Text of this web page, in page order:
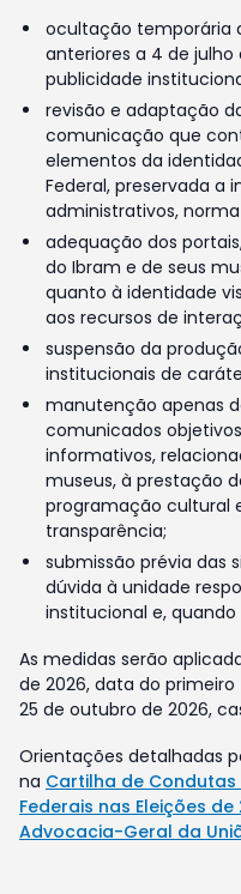
ocultação temporária
anteriores a 4 de
publicidade
revisão e adaptação
comunicação que
elementos da
Federal, preservada a
administrativos,
adequação dos
do Ibram e de seus
quanto à identidade
aos recursos de
suspensão da
institucionais de
manutenção apenas
comunicados
informativos,
museus, à prestação
programação cultural
transparência;
submissão prévia das
dúvida à unidade
institucional e, quando
As medidas serão
de 2026, data do
25 de outubro de 2026,
Orientações detalhadas
na Cartilha de
Federais nas Eleições
Advocacia-Geral da